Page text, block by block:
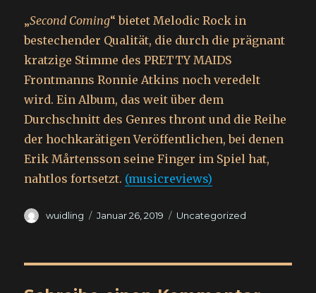
„Second Coming“ bietet Melodic Rock in
bestechender Qualität, die durch die prägnant
kratzige Stimme des PRETTY MAIDS
Frontmanns Ronnie Atkins noch veredelt
wird. Ein Album, das weit über dem
Durchschnitt des Genres thront und die Reihe
der hochkarätigen Veröffentlichen, bei denen
Erik Mårtensson seine Finger im Spiel hat,
nahtlos fortsetzt. (musicreviews)
Autor
wuidling
Veröffentlicht
Januar 26, 2019 Kategorien
Uncategorized